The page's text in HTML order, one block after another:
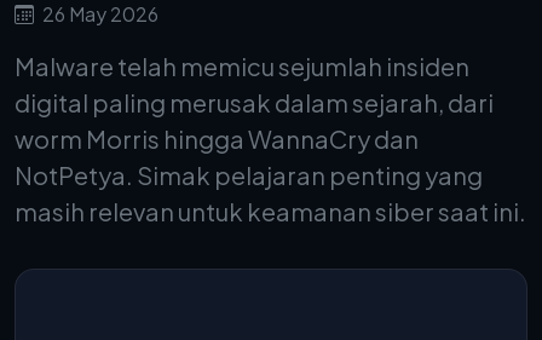
26 May 2026
Malware telah memicu sejumlah insiden
digital paling merusak dalam sejarah, dari
worm Morris hingga WannaCry dan
NotPetya. Simak pelajaran penting yang
masih relevan untuk keamanan siber saat ini.